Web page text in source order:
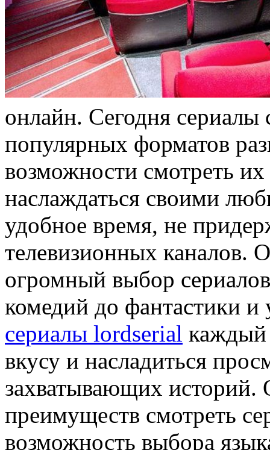
онлайн. Сегодня
популярных форматов
возможности смотреть
наслаждаться своими
удобное время, не
телевизионных каналов.
огромный выбор
комедий до фантастики и
сериалы lordserial каждый
вкусу и насладиться
захватывающих историй.
преимуществ смотреть
возможность выбора